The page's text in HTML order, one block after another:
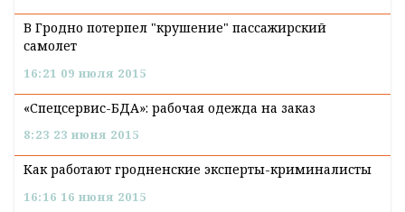
В Гродно потерпел "крушение" пассажирский
самолет
16:21 09 июля 2015
«Спецсервис-БДА»: рабочая одежда на заказ
8:23 23 июня 2015
Как работают гродненские эксперты-криминалисты
16:16 16 июня 2015